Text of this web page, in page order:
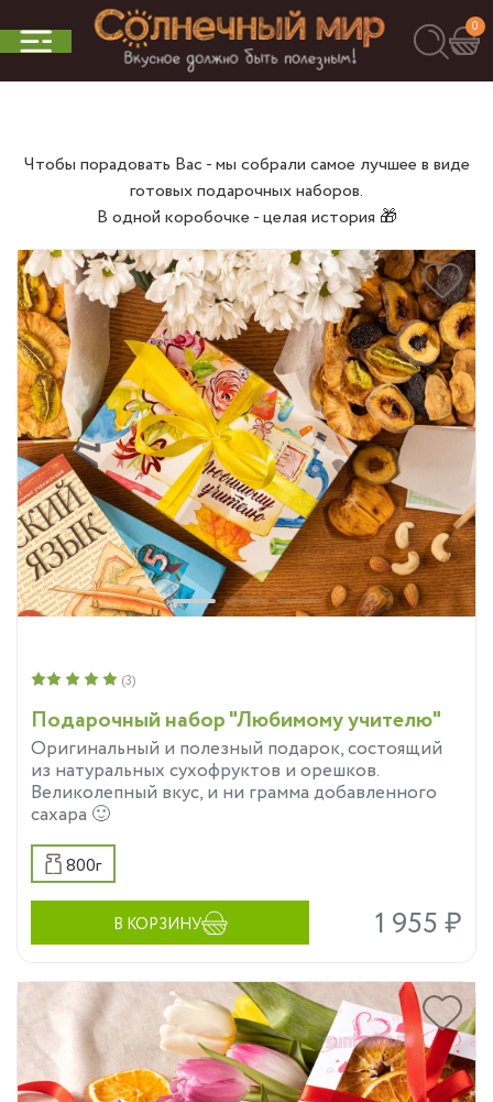
0
Чтобы порадовать Вас - мы собрали самое лучшее в виде
готовых подарочных наборов.
В одной коробочке - целая история 🎁
Подарочный набор "Любимому учителю"
Оригинальный и полезный подарок, состоящий
из натуральных сухофруктов и орешков.
Великолепный вкус, и ни грамма добавленного
сахара 🙂
(3)
800г
В КОРЗИНУ 1 955 ₽